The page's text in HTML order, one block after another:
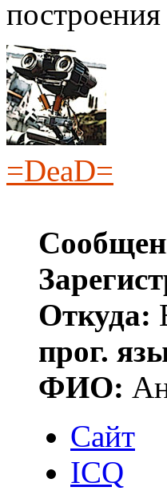
=DeaD=
Откуда:
прог.
ФИО:
Сайт
ICQ